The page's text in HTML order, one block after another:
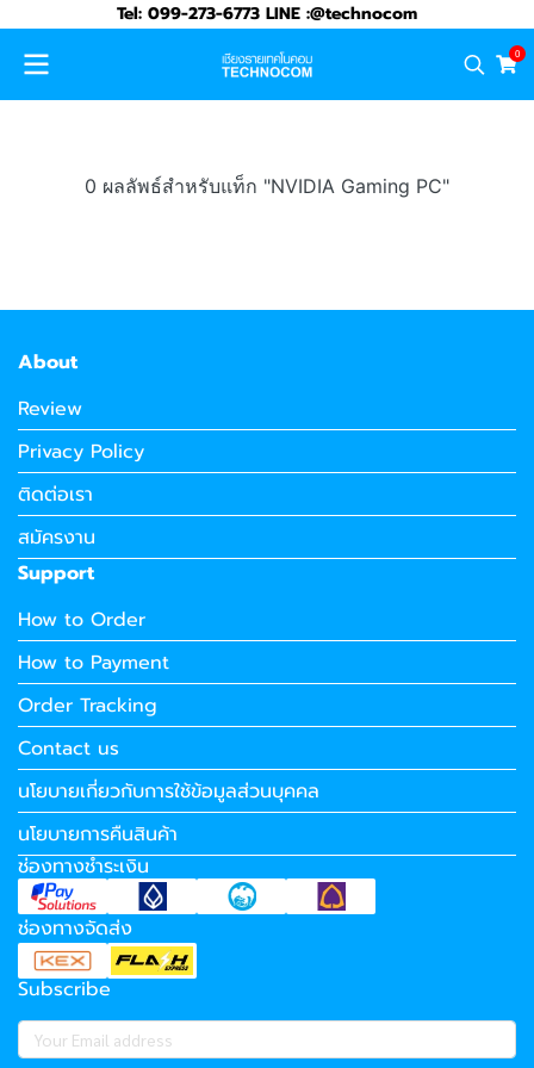
Tel: 099-273-6773 LINE :@technocom
0
0 ผลลัพธ์สำหรับแท็ก "NVIDIA Gaming PC"
About
Review
Privacy Policy
ติดต่อเรา
สมัครงาน
Support
How to Order
How to Payment
Order Tracking
Contact us
นโยบายเกี่ยวกับการใช้ข้อมูลส่วนบุคคล
นโยบายการคืนสินค้า
ช่องทางชำระเงิน
ช่องทางจัดส่ง
Subscribe